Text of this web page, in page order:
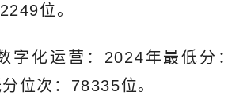
位。
字化运营：2024年最低分：
位次：78335位。